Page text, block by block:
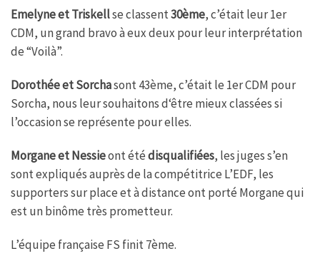
Emelyne et Triskellse classent30ème, c’était leur 1er
CDM, un grand bravo à eux deux pour leur interprétation
de “Voilà”.
Dorothée et Sorchasont 43ème, c’était le 1er CDM pour
Sorcha, nous leur souhaitons d‘être mieux classées si
l’occasion se représente pour elles.
Morgane et Nessieont étédisqualifiées, les juges s’en
sont expliqués auprès de la compétitrice L’EDF, les
supporters sur place et à distance ont porté Morgane qui
est un binôme très prometteur.
L’équipe française FS finit 7ème.